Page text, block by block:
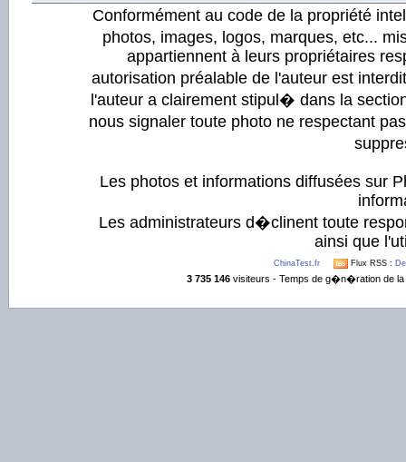
Conformément au code de la propriété
photos, images, logos, marques, etc...
appartiennent à leurs propriétaires
autorisation préalable de l'auteur est
l'auteur a clairement stipul� dans la
nous signaler toute photo ne respectant
Les photos et informations diffusées sur
Les administrateurs d�clinent toute
ainsi que
ChinaTest.fr Flux RSS :
3 735 146visiteurs - Temps de g�n�ration de